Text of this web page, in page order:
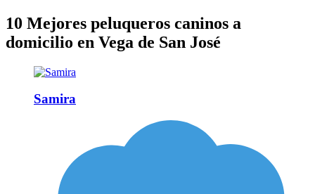
10 Mejores peluqueros caninos a
domicilio en Vega de San José
Samira